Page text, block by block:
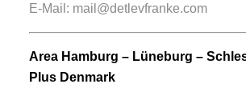
E-Mail: mail@detlevfranke.com
Area Hamburg – Lüneburg –
Plus Denmark